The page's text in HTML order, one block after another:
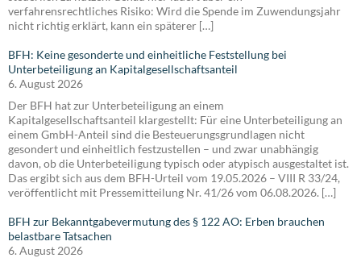
verfahrensrechtliches Risiko: Wird die Spende im Zuwendungsjahr
nicht richtig erklärt, kann ein späterer […]
BFH: Keine gesonderte und einheitliche Feststellung bei
Unterbeteiligung an Kapitalgesellschaftsanteil
6. August 2026
Der BFH hat zur Unterbeteiligung an einem
Kapitalgesellschaftsanteil klargestellt: Für eine Unterbeteiligung an
einem GmbH-Anteil sind die Besteuerungsgrundlagen nicht
gesondert und einheitlich festzustellen – und zwar unabhängig
davon, ob die Unterbeteiligung typisch oder atypisch ausgestaltet ist.
Das ergibt sich aus dem BFH-Urteil vom 19.05.2026 – VIII R 33/24,
veröffentlicht mit Pressemitteilung Nr. 41/26 vom 06.08.2026. […]
BFH zur Bekanntgabevermutung des § 122 AO: Erben brauchen
belastbare Tatsachen
6. August 2026